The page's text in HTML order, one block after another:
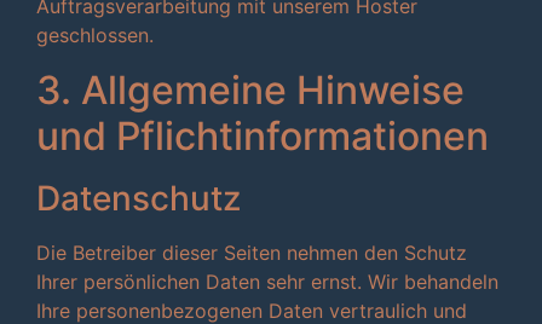
Auftragsverarbeitung mit unserem Hoster
geschlossen.
3. Allgemeine Hinweise
und Pflicht­informationen
Datenschutz
Die Betreiber dieser Seiten nehmen den Schutz
Ihrer persönlichen Daten sehr ernst. Wir behandeln
Ihre personenbezogenen Daten vertraulich und